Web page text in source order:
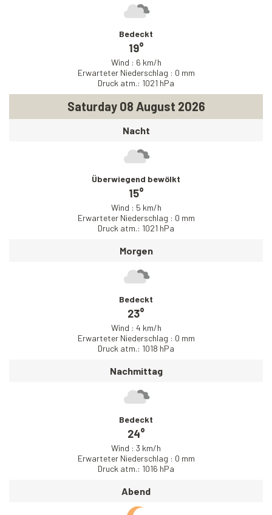
Bedeckt
19°
Wind : 6 km/h
Erwarteter Niederschlag : 0 mm
Druck atm.: 1021 hPa
Saturday 08 August 2026
Nacht
Überwiegend bewölkt
15°
Wind : 5 km/h
Erwarteter Niederschlag : 0 mm
Druck atm.: 1021 hPa
Morgen
Bedeckt
23°
Wind : 4 km/h
Erwarteter Niederschlag : 0 mm
Druck atm.: 1018 hPa
Nachmittag
Bedeckt
24°
Wind : 3 km/h
Erwarteter Niederschlag : 0 mm
Druck atm.: 1016 hPa
Abend